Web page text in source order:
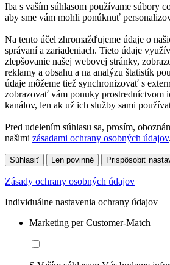
Iba s vaším súhlasom používame súbory
aby sme vám mohli ponúknuť
Na tento účel zhromažďujeme údaje o
správaní a zariadeniach. Tieto údaje
zlepšovanie našej webovej stránky,
reklamy a obsahu a na analýzu štatistík
údaje môžeme tiež synchronizovať s
zobrazovať vám ponuky prostredníctvom
kanálov, len ak už ich služby sami
Pred udelením súhlasu sa, prosím,
našimi zásadami ochrany osobných údajov.
Súhlasiť Len povinné Prispôsobiť
Zásady ochrany osobných údajov
Individuálne nastavenia ochrany údajov
Marketing per Customer-Match